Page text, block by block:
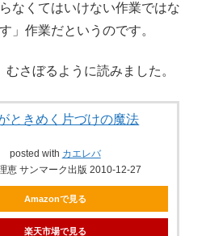
なくてはいけない作業ではな
」作業だというのです。
さぼるように読みました。
ときめく片づけの魔法
posted with カエレバ
恵 サンマーク出版 2010-12-27
Amazonで見る
楽天市場で見る